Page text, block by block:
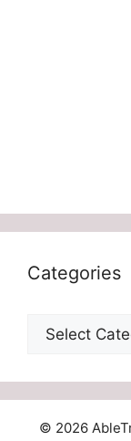
Categories
Categories
© 2026